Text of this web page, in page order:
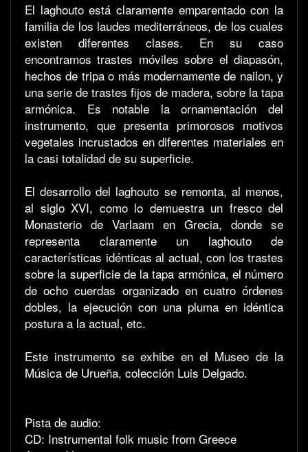
El laghouto está claramente emparentado con la
familia de los laudes mediterráneos, de los cuales
existen diferentes clases. En su caso
encontramos trastes móviles sobre el diapasón,
hechos de tripa o más modernamente de nailon, y
una serie de trastes fijos de madera, sobre la tapa
armónica. Es notable la ornamentación del
instrumento, que presenta primorosos motivos
vegetales incrustados en diferentes materiales en
la casi totalidad de su superficie.
El desarrollo del laghouto se remonta, al menos,
al siglo XVI, como lo demuestra un fresco del
Monasterio de Varlaam en Grecia, donde se
representa claramente un laghouto de
características idénticas al actual, con los trastes
sobre la superficie de la tapa armónica, el número
de ocho cuerdas organizado en cuatro órdenes
dobles, la ejecución con una pluma en idéntica
postura a la actual, etc.
Este instrumento se exhibe en el Museo de la
Música de Urueña, colección Luis Delgado.
Pista de audio:
CD: Instrumental folk music from Greece